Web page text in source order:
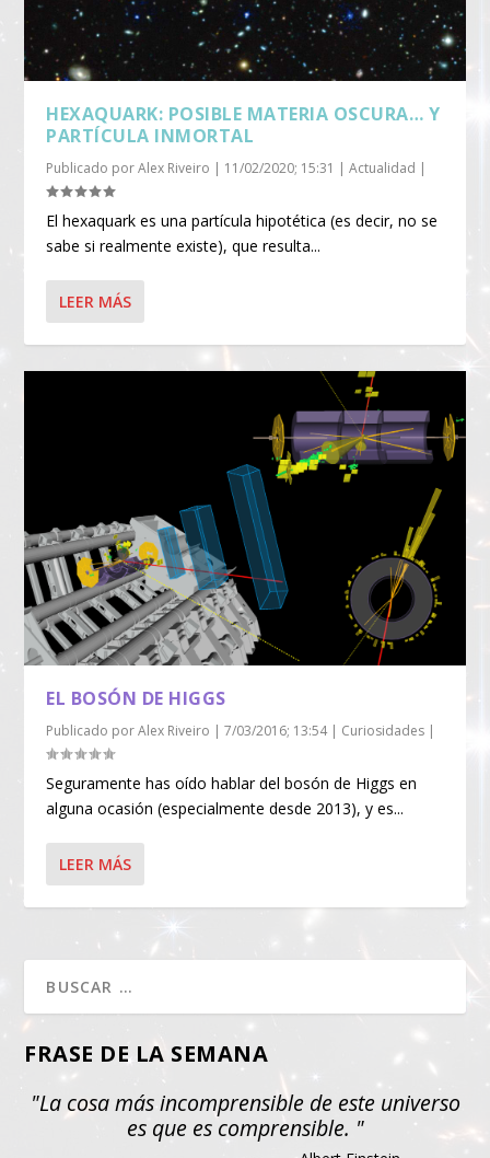
HEXAQUARK: POSIBLE MATERIA OSCURA… Y
PARTÍCULA INMORTAL
Publicado porAlex Riveiro | 11/02/2020; 15:31 |Actualidad |
El hexaquark es una partícula hipotética (es decir, no se
sabe si realmente existe), que resulta...
LEER MÁS
EL BOSÓN DE HIGGS
Publicado porAlex Riveiro |7/03/2016; 13:54| Curiosidades |
Seguramente has oído hablar del bosón de Higgs en
alguna ocasión (especialmente desde 2013), y es...
LEER MÁS
FRASE DE LA SEMANA
"La cosa más incomprensible de este universo
es que es comprensible. "